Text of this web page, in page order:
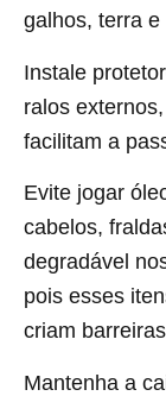
galhos, terra
Instale
ralos
facilitam a
Evite jogar
cabelos,
degradável
pois esses
criam
Mantenha a